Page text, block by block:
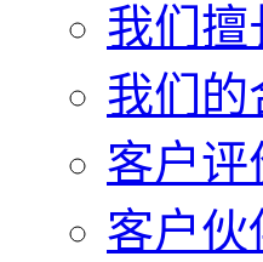
我们擅
我们的
客户评
客户伙